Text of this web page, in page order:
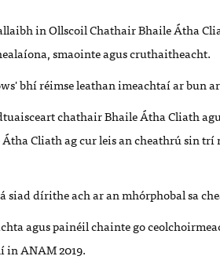
in Ollscoil Chathair Bhaile Átha
smaointe agus cruthaitheacht.
bhí réimse leathan imeachtaí ar bun
chathair Bhaile Átha Cliath
Cliath ag cur leis an cheathrú sin trí
siad dírithe ach ar an mhórphobal sa
agus painéil chainte go
in ANAM 2019.